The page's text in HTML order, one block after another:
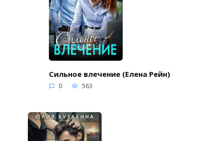
Сильное влечение (Елена Рейн)
0 563